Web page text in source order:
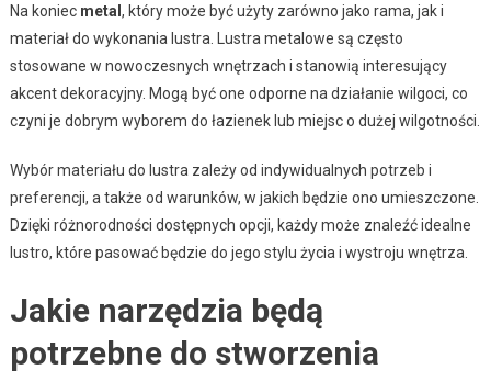
Na koniec metal , który może być użyty zarówno jako rama, jak i
materiał do wykonania lustra. Lustra metalowe są często
stosowane w nowoczesnych wnętrzach i stanowią interesujący
akcent dekoracyjny. Mogą być one odporne na działanie wilgoci, co
czyni je dobrym wyborem do łazienek lub miejsc o dużej wilgotności.
Wybór materiału do lustra zależy od indywidualnych potrzeb i
preferencji, a także od warunków, w jakich będzie ono umieszczone.
Dzięki różnorodności dostępnych opcji, każdy może znaleźć idealne
lustro, które pasować będzie do jego stylu życia i wystroju wnętrza.
Jakie narzędzia będą
potrzebne do stworzenia